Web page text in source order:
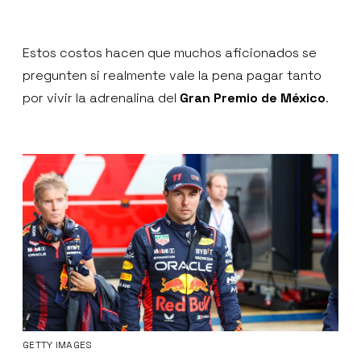
Estos costos hacen que muchos aficionados se
pregunten si realmente vale la pena pagar tanto
por vivir la adrenalina del Gran Premio de México.
GETTY IMAGES